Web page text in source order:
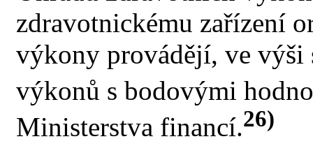
zdravotnickému zařízení
výkony provádějí, ve výši
výkonů s bodovými
Ministerstva financí.26)